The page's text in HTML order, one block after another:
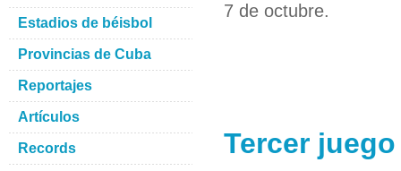
7 de octubre.
Tercer
Estadios de béisbol
Provincias de Cuba
Reportajes
Artículos
Records